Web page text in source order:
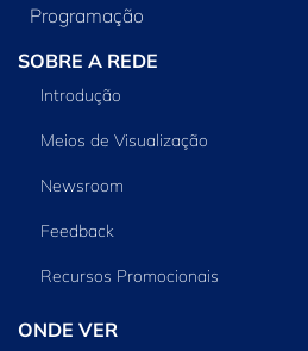
Programação
SOBRE A REDE
Introdução
Meios de Visualização
Newsroom
Feedback
Recursos Promocionais
ONDE VER